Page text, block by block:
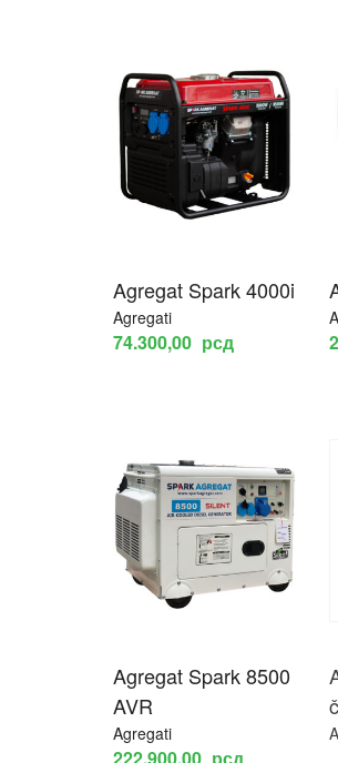
Agregat Spark 4000i
Agregati
74.300,00 рсд
Agregat Spark 8500
AVR
Agregati